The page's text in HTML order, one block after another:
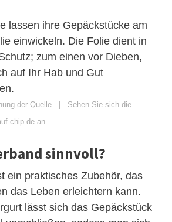
lassen ihre Gepäckstücke am
einwickeln. Die Folie dient in
zum einen vor Dieben,
auf Ihr Hab und Gut
der Quelle | Sehen Sie sich die
chip.de an
sinnvoll?
ein praktisches Zubehör, das
das Leben erleichtern kann.
lässt sich das Gepäckstück